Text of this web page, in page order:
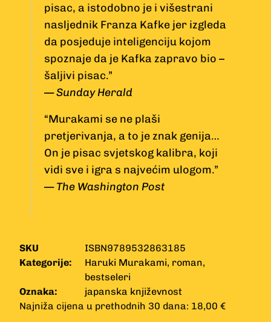
pisac, a istodobno je i višestrani
nasljednik Franza Kafke jer izgleda
da posjeduje inteligenciju kojom
spoznaje da je Kafka zapravo bio –
šaljivi pisac.”
—Sunday Herald
“Murakami se ne plaši
pretjerivanja, a to je znak genija…
On je pisac svjetskog kalibra, koji
vidi sve i igra s najvećim ulogom.”
—The Washington Post
SKU
ISBN9789532863185
Kategorije:
Haruki Murakami, roman,
bestseleri
Oznaka:
japanska književnost
Najniža cijena u prethodnih 30 dana: 18,00 €